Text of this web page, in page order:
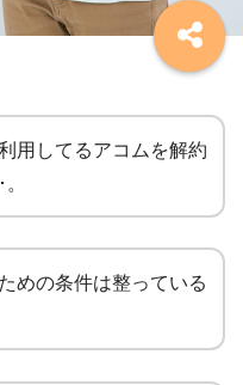
用してるアコムを解約
めの条件は整っている